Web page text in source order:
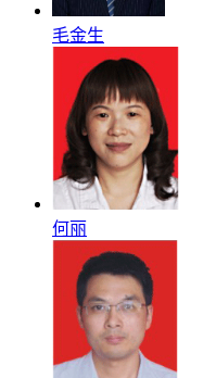
毛金生
何丽